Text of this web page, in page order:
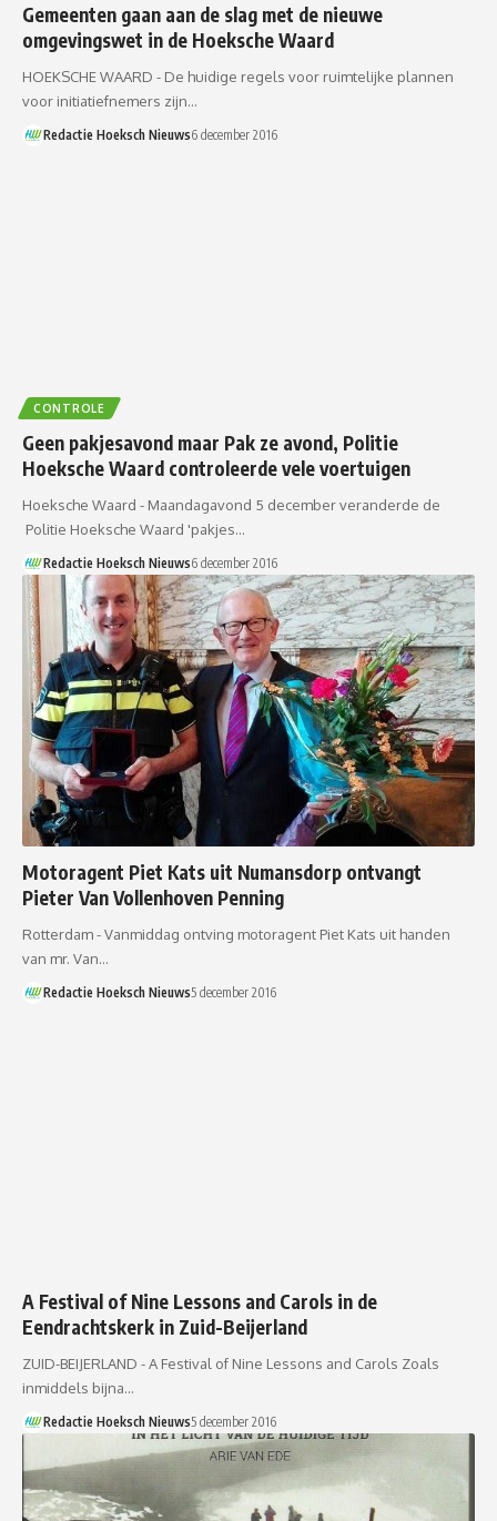
Gemeenten gaan aan de slag met de nieuwe
omgevingswet in de Hoeksche Waard
HOEKSCHE WAARD - De huidige regels voor ruimtelijke plannen
voor initiatiefnemers zijn…
Redactie Hoeksch Nieuws6 december 2016
CONTROLE
Geen pakjesavond maar Pak ze avond, Politie
Hoeksche Waard controleerde vele voertuigen
Hoeksche Waard - Maandagavond 5 december veranderde de
Politie Hoeksche Waard 'pakjes…
Redactie Hoeksch Nieuws6 december 2016
Motoragent Piet Kats uit Numansdorp ontvangt
Pieter Van Vollenhoven Penning
Rotterdam - Vanmiddag ontving motoragent Piet Kats uit handen
van mr. Van…
Redactie Hoeksch Nieuws5 december 2016
A Festival of Nine Lessons and Carols in de
Eendrachtskerk in Zuid-Beijerland
ZUID-BEIJERLAND - A Festival of Nine Lessons and Carols Zoals
inmiddels bijna…
Redactie Hoeksch Nieuws5 december 2016